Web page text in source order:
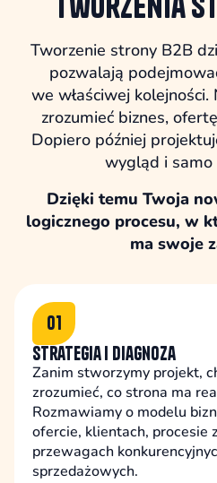
Tworzenie strony B2B
pozwalają
we właściwej
zrozumieć biznes,
Dopiero później
wygląd i samo
Dzięki temu Twoja
logicznego procesu, w
ma swoje
01
Strategia i diagnoza
Zanim stworzymy projekt,
zrozumieć, co strona ma
Rozmawiamy o modelu
ofercie, klientach, procesie
przewagach
sprzedażowych.